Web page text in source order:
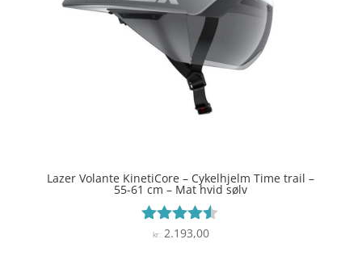
Lazer Volante KinetiCore – Cykelhjelm Time trail –
55-61 cm – Mat hvid sølv
Vurderet
kr. 2.193,00